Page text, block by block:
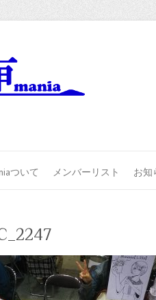
ついて メンバーリスト お知